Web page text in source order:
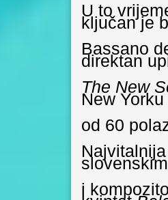
U to
ključan je
Bassano
direktan
The New
New
od 60
N
i